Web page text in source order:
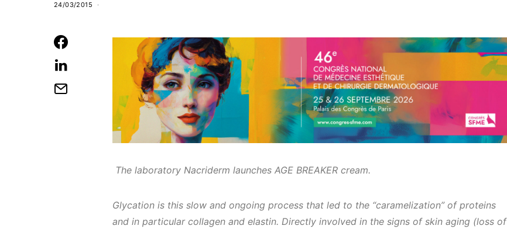
24/03/2015
The laboratory Nacriderm launches AGE BREAKER cream.
Glycation is this slow and ongoing process that led to the “caramelization” of proteins
and in particular collagen and elastin. Directly involved in the signs of skin aging (loss of